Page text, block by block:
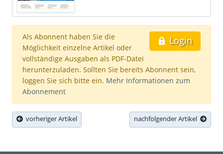
Login
Als Abonnent haben Sie die
Möglichkeit einzelne Artikel oder
vollständige Ausgaben als PDF-Datei
herunterzuladen. Sollten Sie bereits Abonnent sein,
loggen Sie sich bitte ein. Mehr Informationen zum
Abonnement
vorheriger Artikel nachfolgender Artikel